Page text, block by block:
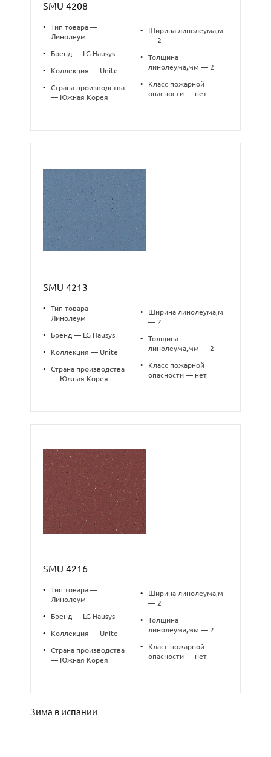
SMU 4208
•
Тип товара —
Линолеум
• Бренд — LG Hausys
• Коллекция — Unite
•
Страна производства
— Южная Корея
•
Ширина линолеума,м
— 2
•
Толщина
линолеума,мм — 2
•
Класс пожарной
опасности — нет
SMU 4213
•
Тип товара —
Линолеум
• Бренд — LG Hausys
• Коллекция — Unite
•
Страна производства
— Южная Корея
•
Ширина линолеума,м
— 2
•
Толщина
линолеума,мм — 2
•
Класс пожарной
опасности — нет
SMU 4216
•
Тип товара —
Линолеум
• Бренд — LG Hausys
• Коллекция — Unite
•
Страна производства
— Южная Корея
•
Ширина линолеума,м
— 2
•
Толщина
линолеума,мм — 2
•
Класс пожарной
опасности — нет
Зима в испании